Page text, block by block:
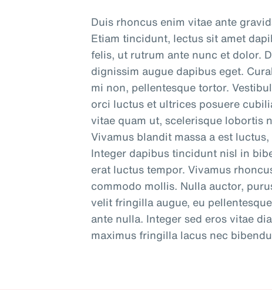
Duis rhoncus enim vitae ante
Etiam tincidunt, lectus sit amet
felis, ut rutrum ante nunc et dolor.
dignissim augue dapibus eget.
mi non, pellentesque tortor.
orci luctus et ultrices posuere
vitae quam ut, scelerisque lobortis
Vivamus blandit massa a est
Integer dapibus tincidunt nisl in
erat luctus tempor. Vivamus
commodo mollis. Nulla auctor,
velit fringilla augue, eu
ante nulla. Integer sed eros vitae
maximus fringilla lacus nec